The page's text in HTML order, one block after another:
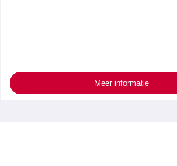
Meer informatie